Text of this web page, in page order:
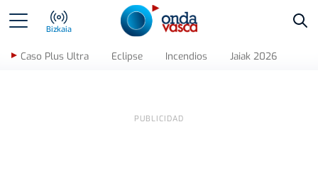
Bizkaia
Caso Plus Ultra Eclipse Incendios Jaiak 2026